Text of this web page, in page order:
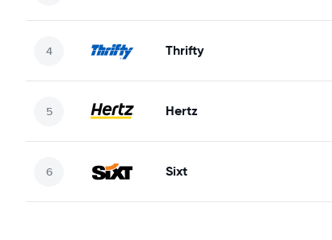
Thrifty
Hertz
Sixt